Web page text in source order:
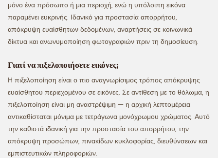
μόνο ένα πρόσωπο ή μια περιοχή, ενώ η υπόλοιπη εικόνα
παραμένει ευκρινής. Ιδανικό για προστασία απορρήτου,
απόκρυψη ευαίσθητων δεδομένων, αναρτήσεις σε κοινωνικά
δίκτυα και ανωνυμοποίηση φωτογραφιών πριν τη δημοσίευση.
Γιατί να πιξελοποιήσετε εικόνες;
Η πιξελοποίηση είναι ο πιο αναγνωρίσιμος τρόπος απόκρυψης
ευαίσθητου περιεχομένου σε εικόνες. Σε αντίθεση με το θόλωμα, η
πιξελοποίηση είναι μη αναστρέψιμη — η αρχική λεπτομέρεια
αντικαθίσταται μόνιμα με τετράγωνα μονόχρωμου χρώματος. Αυτό
την καθιστά ιδανική για την προστασία του απορρήτου, την
απόκρυψη προσώπων, πινακίδων κυκλοφορίας, διευθύνσεων και
εμπιστευτικών πληροφοριών.